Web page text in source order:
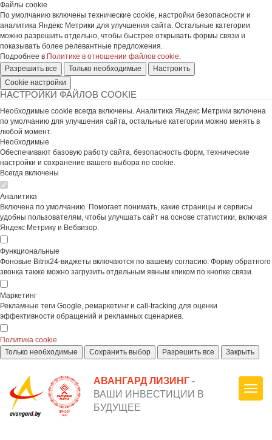
Файлы cookie
По умолчанию включены технические cookie, настройки безопасности и
аналитика Яндекс Метрики для улучшения сайта. Остальные категории
можно разрешить отдельно, чтобы быстрее открывать формы связи и
показывать более релевантные предложения.
Подробнее в Политике в отношении файлов cookie.
Разрешить все
Только необходимые
Настроить
Cookie настройки
НАСТРОЙКИ ФАЙЛОВ COOKIE
Необходимые cookie всегда включены. Аналитика Яндекс Метрики включена
по умолчанию для улучшения сайта, остальные категории можно менять в
любой момент.
Необходимые
Обеспечивают базовую работу сайта, безопасность форм, технические
настройки и сохранение вашего выбора по cookie.
Всегда включены
Аналитика
Включена по умолчанию. Помогает понимать, какие страницы и сервисы
удобны пользователям, чтобы улучшать сайт на основе статистики, включая
Яндекс Метрику и Вебвизор.
Функциональные
Фоновые Bitrix24-виджеты включаются по вашему согласию. Форму обратного
звонка также можно загрузить отдельным явным кликом по кнопке связи.
Маркетинг
Рекламные теги Google, ремаркетинг и call-tracking для оценки
эффективности обращений и рекламных сценариев.
Политика cookie
Только необходимые
Сохранить выбор Разрешить все Закрыть
АВАНГАРД ЛИЗИНГ -
ВАШИ ИНВЕСТИЦИИ В
БУДУЩЕЕ